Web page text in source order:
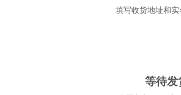
填写收货地址和
等待发